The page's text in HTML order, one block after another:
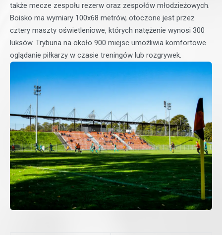
także mecze zespołu rezerw oraz zespołów młodzieżowych.
Boisko ma wymiary 100x68 metrów, otoczone jest przez
cztery maszty oświetleniowe, których natężenie wynosi 300
luksów. Trybuna na około 900 miejsc umożliwia komfortowe
oglądanie piłkarzy w czasie treningów lub rozgrywek.